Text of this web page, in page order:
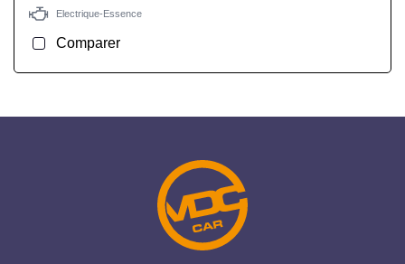
Electrique-Essence
Comparer